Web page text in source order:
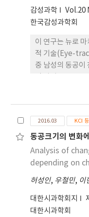
결과값을 비교하
크기는 조도와
하였으며
대비 시력은 유
도와 고위수차는
절력과 TBUT는
연자와 비흡연자
차이가 없었고,
물막 안정성이 감
그러나 흡연은 만
은 일시적으로
다.
감성과학 Vol.20
한국감성과학회
이 연구는 뉴로
적 기술(Eye-
중 남성의 동공이
선 관찰 및 관심
때문에 이 연구에
범위를 동공이 확
험에 사용된 장면
였으며, 총 7,200
중 유효데이터에
터를 제외한 29명
기를 구하기 위
2016.03 KCI
동공크기의 변화
Analysis of
depending on
허성인, 우철민, 이
대한시과학회지
대한시과학회